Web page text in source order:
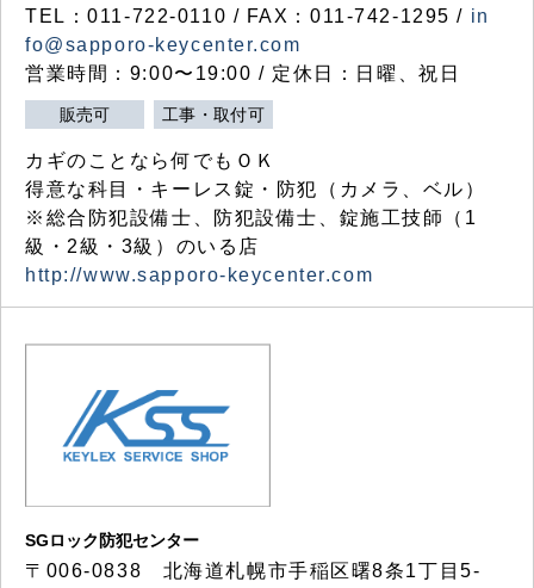
TEL：011-722-0110 / FAX：011-742-1295 / in
fo@sapporo-keycenter.com
営業時間：9:00〜19:00 / 定休日：日曜、祝日
販売可 工事・取付可
カギのことなら何でもＯＫ
得意な科目・キーレス錠・防犯（カメラ、ベル）
※総合防犯設備士、防犯設備士、錠施工技師（1
級・2級・3級）のいる店
http://www.sapporo-keycenter.com
SGロック防犯センター
〒006-0838 北海道札幌市手稲区曙8条1丁目5-